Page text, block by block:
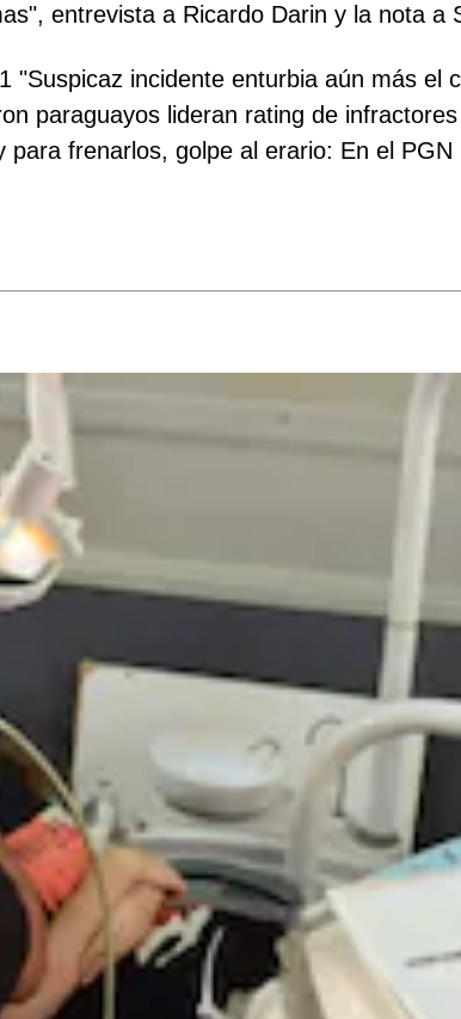
entrevista a Ricardo Darin y la nota a
"Suspicaz incidente enturbia aún más el
paraguayos lideran rating de
frenarlos, golpe al erario: En el